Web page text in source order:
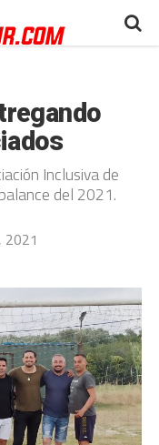
Inclusiva de
del 2021.
2021